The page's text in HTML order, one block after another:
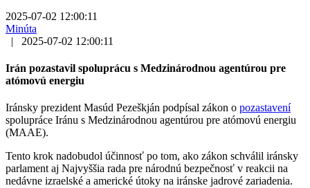
2025-07-02 12:00:11
Minúta
|
2025-07-02 12:00:11
Irán pozastavil spoluprácu s Medzinárodnou agentúrou pre
atómovú energiu
Iránsky prezident Masúd Pezeškján podpísal zákon o pozastavení
spolupráce Iránu s Medzinárodnou agentúrou pre atómovú energiu
(MAAE).
Tento krok nadobudol účinnosť po tom, ako zákon schválil iránsky
parlament aj Najvyššia rada pre národnú bezpečnosť v reakcii na
nedávne izraelské a americké útoky na iránske jadrové zariadenia.